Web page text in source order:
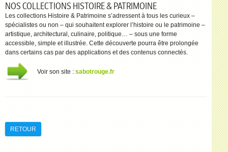
NOS COLLECTIONS HISTOIRE & PATRIMOINE
Les collections Histoire & Patrimoine s’adressent à tous les curieux –
spécialistes ou non – qui souhaitent explorer l’histoire ou le patrimoine –
artistique, architectural, culinaire, politique… – sous une forme
accessible, simple et illustrée. Cette découverte pourra être prolongée
dans certains cas par des applications et des contenus connectés.
Voir son site : sabotrouge.fr
RETOUR